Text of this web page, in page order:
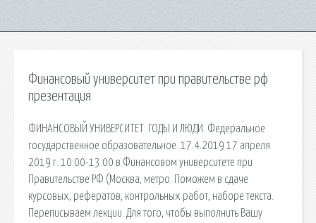
Финансовый университет при правительстве рф
презентация
ФИНАНСОВЫЙ УНИВЕРСИТЕТ: ГОДЫ И ЛЮДИ. Федеральное
государственное образовательное. 17.4.2019 17 апреля
2019 г. 10:00-13:00 в Финансовом университете при
Правительстве РФ (Москва, метро. Поможем в сдаче
курсовых, рефератов, контрольных работ, наборе текста.
Переписываем лекции. Для того, чтобы выполнить Вашу